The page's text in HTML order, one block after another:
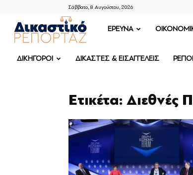
Σάββατο, 8 Αυγούστου, 2026
ΔΙΚΑΣΤΙΚΟ
ΡΕΠΟΡΤΑΖ
ΕΡΕΥΝΑ
ΔΙΚΗΓΟΡΟΙ ΔΙΚΑΣΤΕΣ & ΕΙΣΑΓΓΕΛΕΙΣ
Ετικέτα: Διεθνές